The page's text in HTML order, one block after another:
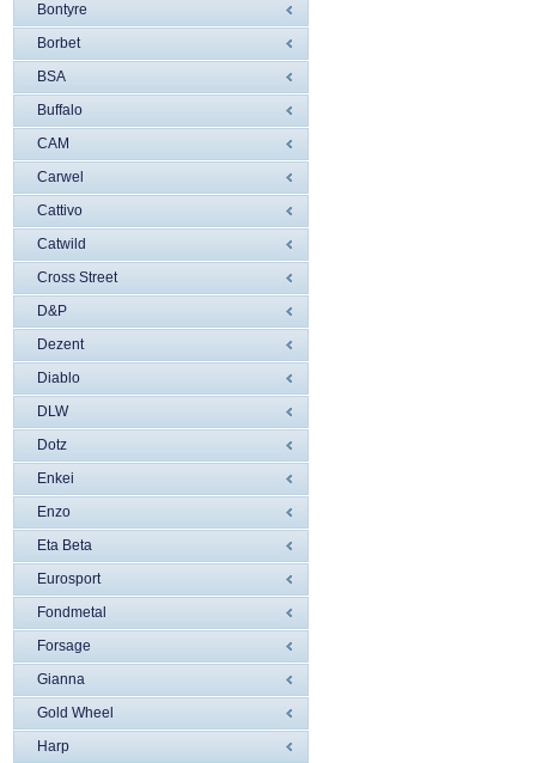
Bontyre
Borbet
BSA
Buffalo
CAM
Carwel
Cattivo
Catwild
Cross Street
D&P
Dezent
Diablo
DLW
Dotz
Enkei
Enzo
Eta Beta
Eurosport
Fondmetal
Forsage
Gianna
Gold Wheel
Harp